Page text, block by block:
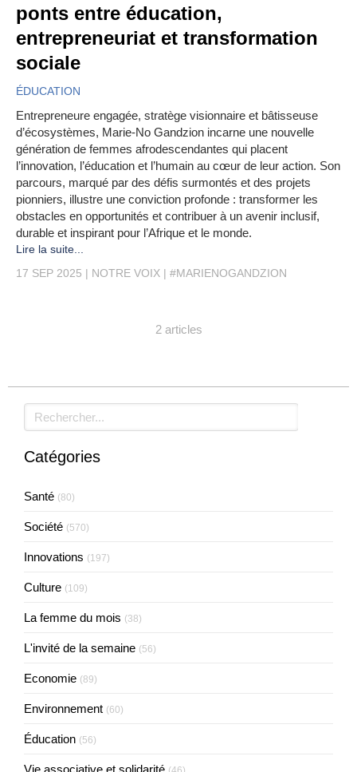
ponts entre éducation,
entrepreneuriat et transformation
sociale
ÉDUCATION
Entrepreneure engagée, stratège visionnaire et bâtisseuse
d’écosystèmes, Marie-No Gandzion incarne une nouvelle
génération de femmes afrodescendantes qui placent
l’innovation, l’éducation et l’humain au cœur de leur action. Son
parcours, marqué par des défis surmontés et des projets
pionniers, illustre une conviction profonde : transformer les
obstacles en opportunités et contribuer à un avenir inclusif,
durable et inspirant pour l’Afrique et le monde.
Lire la suite...
17 SEP 2025
NOTRE VOIX #MARIENOGANDZION
2 articles
Rechercher
Catégories
Santé (80)
Société (570)
Innovations (197)
Culture (109)
La femme du mois (38)
L'invité de la semaine (56)
Economie (89)
Environnement (60)
Éducation (56)
Vie associative et solidarité